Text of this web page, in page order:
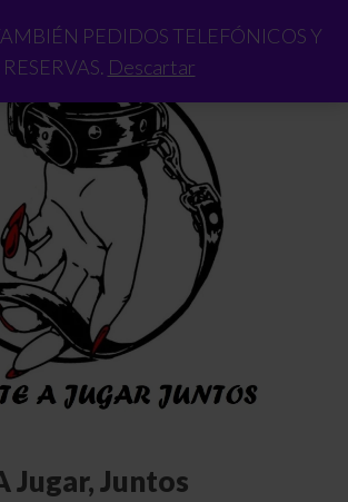
PEDIDOS TELEFÓNICOS Y
RESERVAS. Descartar
Jugar, Juntos